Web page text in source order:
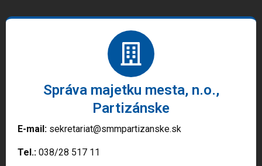
Správa majetku mesta, n.o.,
Partizánske
E-mail: sekretariat@smmpartizanske.sk
Tel.: 038/28 517 11